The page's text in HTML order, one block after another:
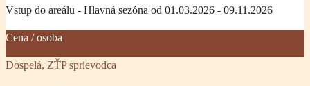
Vstup do areálu - Hlavná sezóna od 01.03.2026 - 09.11.2026
Cena / osoba
Dospelá, ZŤP sprievodca